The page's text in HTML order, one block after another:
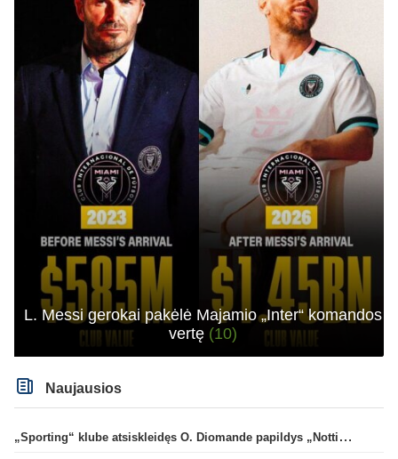
L. Messi gerokai pakėlė Majamio „Inter“ komandos
vertę (10)
Naujausios
„Sporting“ klube atsiskleidęs O. Diomande papildys „Nottingham“ gretas